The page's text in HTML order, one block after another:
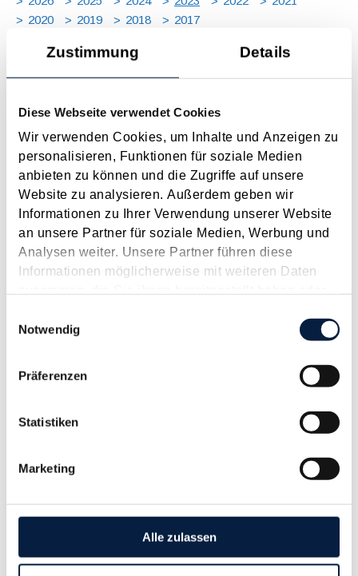
Zustimmung Details
Diese Webseite verwendet Cookies
Wir verwenden Cookies, um Inhalte und Anzeigen zu
personalisieren, Funktionen für soziale Medien
anbieten zu können und die Zugriffe auf unsere
Website zu analysieren. Außerdem geben wir
Informationen zu Ihrer Verwendung unserer Website
an unsere Partner für soziale Medien, Werbung und
Analysen weiter. Unsere Partner führen diese
Informationen möglicherweise mit weiteren Daten
gesammelt haben.
Notwendig
Präferenzen
Statistiken
Marketing
Alle zulassen
2020
2019 2018
2017
AUG
SEP OKT DEZ [ X ]
Januar 2023
Erfreuliche Nachrichten hat es Ende Dezember 2022 für
energieintensive Unternehmen gegeben, da der
Energiekostenzuschuss ( siehe dazu auch den Beitrag aus
dem Dezember 2022 ) bis Ende 2022 verlängert werden soll
und sogar auf das Jahr 2023 ausgedehnt werden soll. Damit
soll die...
Januar 2023
möglicherweise für viele Unternehmer interessanten Neuerung
bei Dreiecksgeschäften. Ein Dreiecksgeschäft ist eine
spezielle Form des Reihengeschäfts, bei dem drei
Unternehmer mit UID-Nummern aus drei unterschiedlichen...
Langtext
empfehlen drucken